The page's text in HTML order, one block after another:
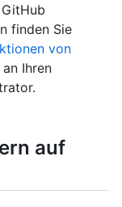
finden Sie
von
Ihren
auf